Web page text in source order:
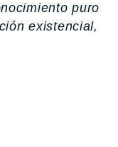
puro
existencial,